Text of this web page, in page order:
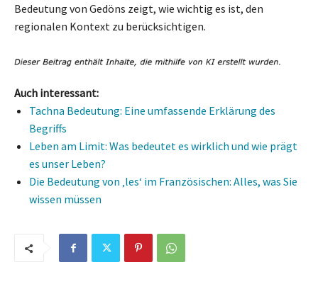
Bedeutung von Gedöns zeigt, wie wichtig es ist, den
regionalen Kontext zu berücksichtigen.
Auch interessant:
Tachna Bedeutung: Eine umfassende Erklärung des
Begriffs
Leben am Limit: Was bedeutet es wirklich und wie prägt
es unser Leben?
Die Bedeutung von ‚les‘ im Französischen: Alles, was Sie
wissen müssen